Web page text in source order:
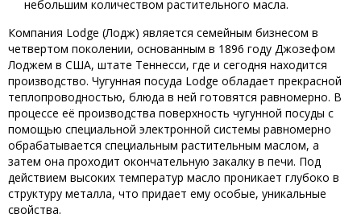
небольшим количеством растительного масла.
Компания Lodge (Лодж) является семейным бизнесом в
четвертом поколении, основанным в 1896 году Джозефом
Лоджем в США, штате Теннесси, где и сегодня находится
производство. Чугунная посуда Lodge обладает прекрасной
теплопроводностью, блюда в ней готовятся равномерно. В
процессе её производства поверхность чугунной посуды с
помощью специальной электронной системы равномерно
обрабатывается специальным растительным маслом, а
затем она проходит окончательную закалку в печи. Под
действием высоких температур масло проникает глубоко в
структуру металла, что придает ему особые, уникальные
свойства.